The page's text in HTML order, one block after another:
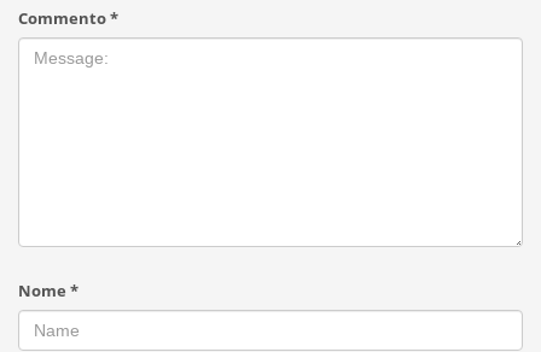
Commento*
Nome *